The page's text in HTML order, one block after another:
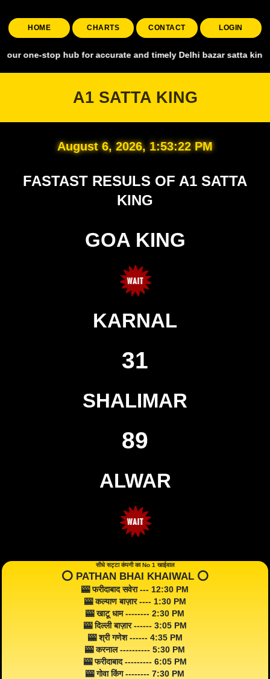
HOME CHARTS CONTACT LOGIN
hub for accurate and timely Delhi bazar satta king,
A1 SATTA KING
August 6, 2026, 1:53:23 PM
FASTAST RESULS OF A1 SATTA
KING
GOA KING
KARNAL
31
SHALIMAR
89
ALWAR
सीधे सट्टा कंपनी का No 1 खाईवाल
⭕️ PATHAN BHAI KHAIWAL ⭕️
🎰 फरीदाबाद सवेरा --- 12:30 PM
🎰 कल्याण बाज़ार ---- 1:30 PM
🎰 खाटू धाम -------- 2:30 PM
🎰 दिल्ली बाज़ार ------ 3:05 PM
🎰 श्री गणेश ------ 4:35 PM
🎰 करनाल ---------- 5:30 PM
🎰 फरीदाबाद --------- 6:05 PM
🎰 गोवा किंग -------- 7:30 PM